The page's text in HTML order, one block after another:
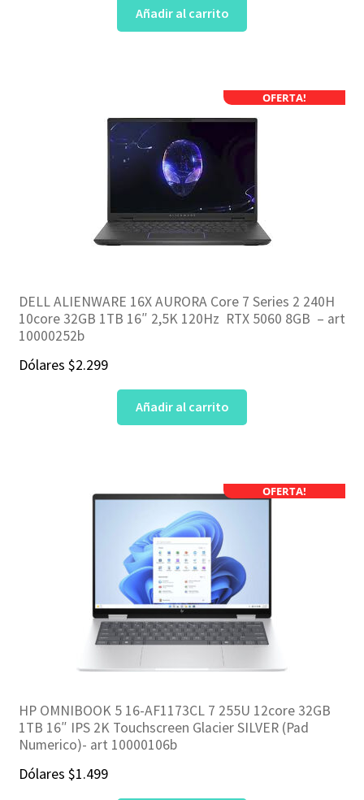
Añadir al carrito
OFERTA!
DELL ALIENWARE 16X AURORA Core 7 Series 2 240H
10core 32GB 1TB 16″ 2,5K 120Hz RTX 5060 8GB – art
10000252b
Dólares $2.299
Añadir al carrito
OFERTA!
HP OMNIBOOK 5 16-AF1173CL 7 255U 12core 32GB
1TB 16″ IPS 2K Touchscreen Glacier SILVER (Pad
Numerico)- art 10000106b
Dólares $1.499